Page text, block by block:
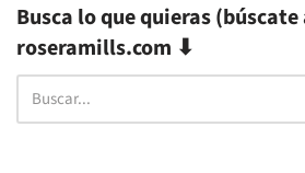
Busca lo que quieras
roseramills.com ⬇